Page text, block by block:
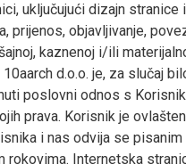
uključujući dizajn
objavljivanje,
kaznenoj i/ili
d.o.o. je, za slučaj
poslovni odnos s
prava. Korisnik je
i nas odvija se
Internetska